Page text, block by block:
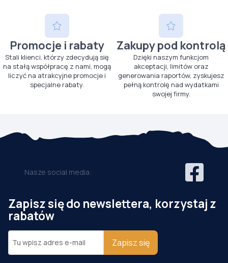
Promocje i rabaty
Stali klienci, którzy zdecydują się
na stałą współpracę z nami, mogą
liczyć na atrakcyjne promocje i
specjalne rabaty.
Zakupy pod kontrolą
Dzięki naszym funkcjom
akceptacji, limitów oraz
generowania raportów, zyskujesz
pełną kontrolę nad wydatkami
swojej firmy.
Nasze social media:
Zapisz się do newslettera, korzystaj z
rabatów
Zapisz się